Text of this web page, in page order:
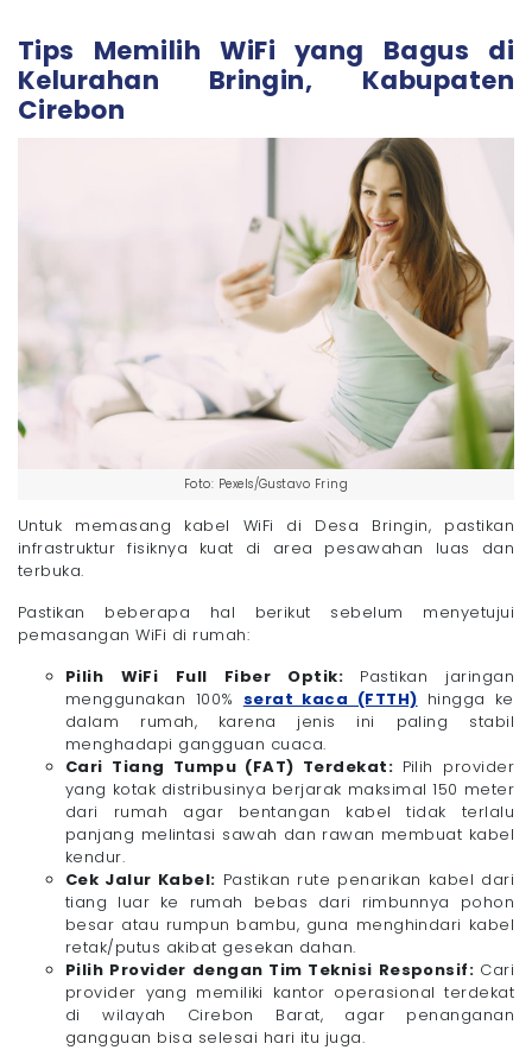
Tips Memilih WiFi yang Bagus di
Kelurahan Bringin, Kabupaten
Cirebon
Foto: Pexels/Gustavo Fring
Untuk memasang kabel WiFi di Desa Bringin, pastikan
infrastruktur fisiknya kuat di area pesawahan luas dan
terbuka.
Pastikan beberapa hal berikut sebelum menyetujui
pemasangan WiFi di rumah:
Pilih WiFi Full Fiber Optik: Pastikan jaringan
menggunakan 100% serat kaca (FTTH) hingga ke
dalam rumah, karena jenis ini paling stabil
menghadapi gangguan cuaca.
Cari Tiang Tumpu (FAT) Terdekat: Pilih provider
yang kotak distribusinya berjarak maksimal 150 meter
dari rumah agar bentangan kabel tidak terlalu
panjang melintasi sawah dan rawan membuat kabel
kendur.
Cek Jalur Kabel: Pastikan rute penarikan kabel dari
tiang luar ke rumah bebas dari rimbunnya pohon
besar atau rumpun bambu, guna menghindari kabel
retak/putus akibat gesekan dahan.
Pilih Provider dengan Tim Teknisi Responsif: Cari
provider yang memiliki kantor operasional terdekat
di wilayah Cirebon Barat, agar penanganan
gangguan bisa selesai hari itu juga.